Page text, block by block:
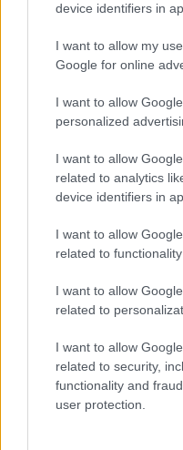
device identifiers in
I want to allow my
Google for online
I want to allow
personalized
I want to allow
related to analytics
device identifiers in
I want to allow
related to
I want to allow
related to
I want to allow
related to security,
functionality and
user protection.
Cretan harvest Κρητικό
παρθένο ελαιόλαδο
17,00€
οι φωτογραφίες είναι ενδεικτικές
Κουκιά ξερά Θεσσαλίας
0,35€ – 3,50€